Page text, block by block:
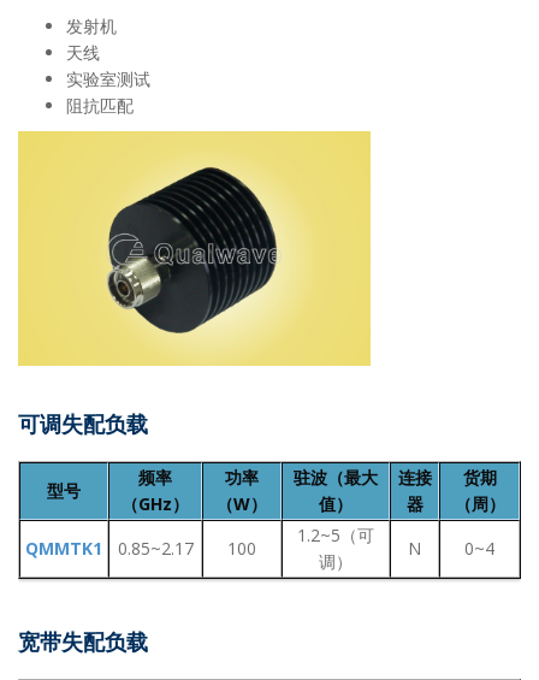
发射机
天线
实验室测试
阻抗匹配
可调失配负载
型号
频率
（GHz）
功率
（W）
驻波（最大
值）
连接
器
货期
（周）
QMMTK1
0.85~2.17 100
1.2~5（可
调）
N 0~4
宽带失配负载